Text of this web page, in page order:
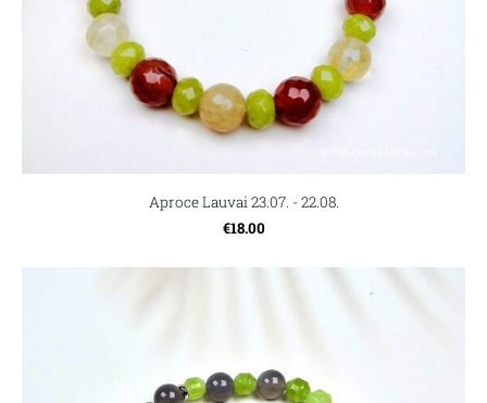
Aproce Lauvai 23.07. - 22.08.
€18.00